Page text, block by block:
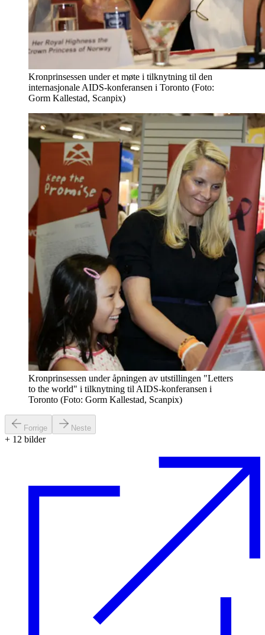
Kronprinsessen under et møte i tilknytning til den
internasjonale AIDS-konferansen i Toronto (Foto:
Gorm Kallestad, Scanpix)
Kronprinsessen under åpningen av utstillingen "Letters
to the world" i tilknytning til AIDS-konferansen i
Toronto (Foto: Gorm Kallestad, Scanpix)
Forrige Neste
+ 12 bilder